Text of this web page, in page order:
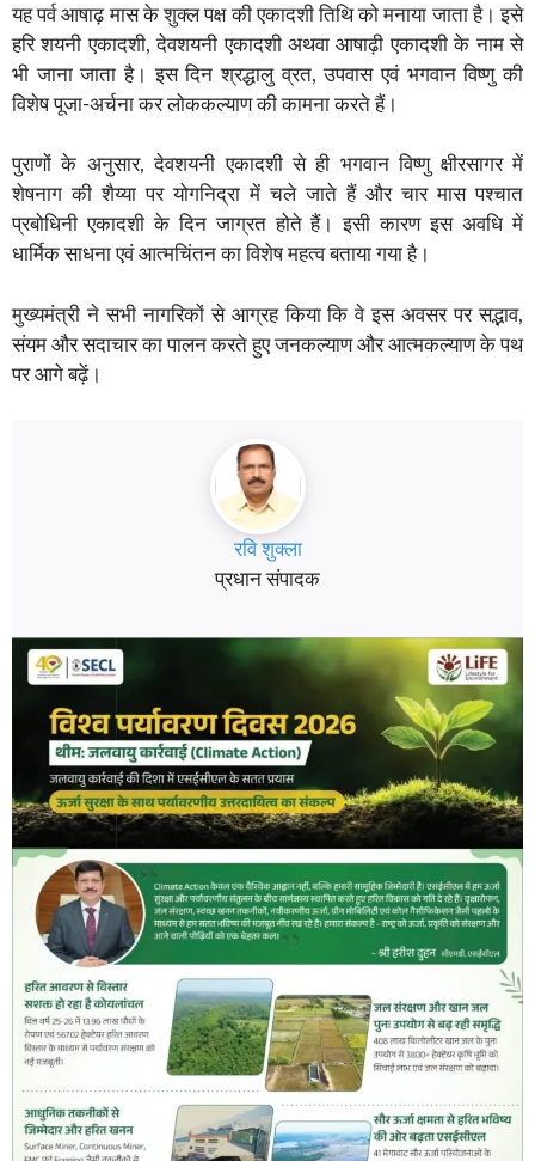
यह पर्व आषाढ़ मास के शुक्ल पक्ष की एकादशी तिथि को मनाया जाता है। इसे
हरि शयनी एकादशी, देवशयनी एकादशी अथवा आषाढ़ी एकादशी के नाम से
भी जाना जाता है। इस दिन श्रद्धालु व्रत, उपवास एवं भगवान विष्णु की
विशेष पूजा-अर्चना कर लोककल्याण की कामना करते हैं।
पुराणों के अनुसार, देवशयनी एकादशी से ही भगवान विष्णु क्षीरसागर में
शेषनाग की शैय्या पर योगनिद्रा में चले जाते हैं और चार मास पश्चात
प्रबोधिनी एकादशी के दिन जाग्रत होते हैं। इसी कारण इस अवधि में
धार्मिक साधना एवं आत्मचिंतन का विशेष महत्व बताया गया है।
मुख्यमंत्री ने सभी नागरिकों से आग्रह किया कि वे इस अवसर पर सद्भाव,
संयम और सदाचार का पालन करते हुए जनकल्याण और आत्मकल्याण के पथ
पर आगे बढ़ें।
रवि शुक्ला
प्रधान संपादक